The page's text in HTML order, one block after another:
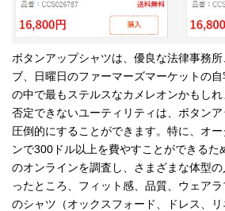
ボタンアップシャツは、優良な法律事務
ブ、日曜日のファーマーズマーケットの
の中で最もステルスなカメレオンかもし
否定できないユーティリティは、ボタン
圧倒的にすることができます。特に、オ
ンで300ドル以上を費やすことができるた
のオンラインを調査し、さまざまな体型
ったところ、フィット感、品質、ウェア
のシャツ（オックスフォード、ドレス、